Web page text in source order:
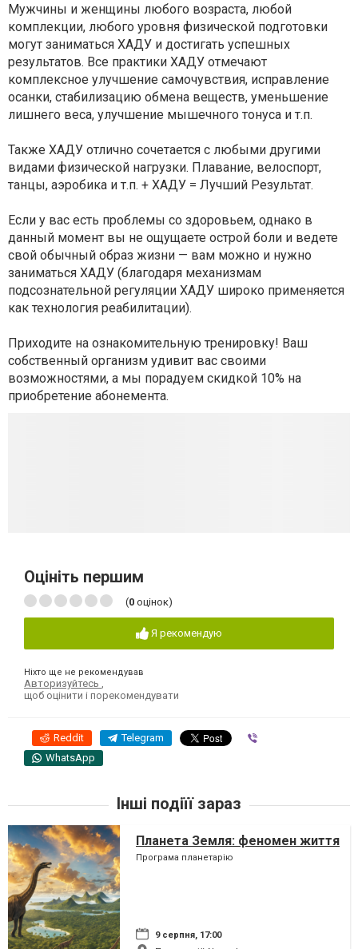
Мужчины и женщины любого возраста, любой
комплекции, любого уровня физической подготовки
могут заниматься ХАДУ и достигать успешных
результатов. Все практики ХАДУ отмечают
комплексное улучшение самочувствия, исправление
осанки, стабилизацию обмена веществ, уменьшение
лишнего веса, улучшение мышечного тонуса и т.п.
Также ХАДУ отлично сочетается с любыми другими
видами физической нагрузки. Плавание, велоспорт,
танцы, аэробика и т.п. + ХАДУ = Лучший Результат.
Если у вас есть проблемы со здоровьем, однако в
данный момент вы не ощущаете острой боли и ведете
свой обычный образ жизни — вам можно и нужно
заниматься ХАДУ (благодаря механизмам
подсознательной регуляции ХАДУ широко применяется
как технология реабилитации).
Приходите на ознакомительную тренировку! Ваш
собственный организм удивит вас своими
возможностями, а мы порадуем скидкой 10% на
приобретение абонемента.
Оцініть першим
(0 оцінок)
Я рекомендую
Ніхто ще не рекомендував
Авторизуйтесь ,
щоб оцінити і порекомендувати
Reddit Telegram
WhatsApp
Інші подіїї зараз
Планета Земля: феномен життя
Програма планетарію
9 серпня, 17:00